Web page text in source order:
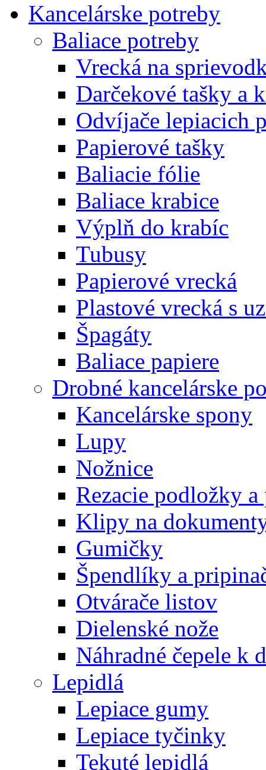
Kancelárske potreby
Baliace potreby
Vrecká na
Darčekové tašky a
Odvíjače lepiacich
Papierové tašky
Baliacie fólie
Baliace krabice
Výplň do krabíc
Tubusy
Papierové vrecká
Plastové vrecká s
Špagáty
Baliace papiere
Drobné kancelárske
Kancelárske spony
Lupy
Nožnice
Rezacie podložky
Klipy na
Gumičky
Špendlíky a
Otvárače listov
Dielenské nože
Náhradné čepele k
Lepidlá
Lepiace gumy
Lepiace tyčinky
Tekuté lepidlá